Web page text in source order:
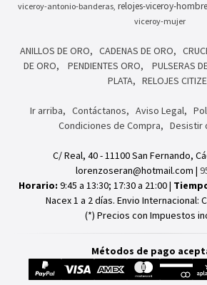
viceroy-antonio-banderas relojes-viceroy-hombre
viceroy-mujer
ANILLOS DE ORO CADENAS DE ORO
DE ORO
PENDIENTES ORO PULSERAS
PLATA
RELOJES
Ir arriba Contáctanos Aviso Legal
Condiciones de Compra
Desistir
C/ Real, 40 - 11100 San Fernando,
lorenzoseran@hotmail.com |
Horario: 9:45 a 13:30; 17:30 a 21:00 |
Nacex 1 a 2 días. Envio Internacional:
(*) Precios con Impuestos
Métodos de pago